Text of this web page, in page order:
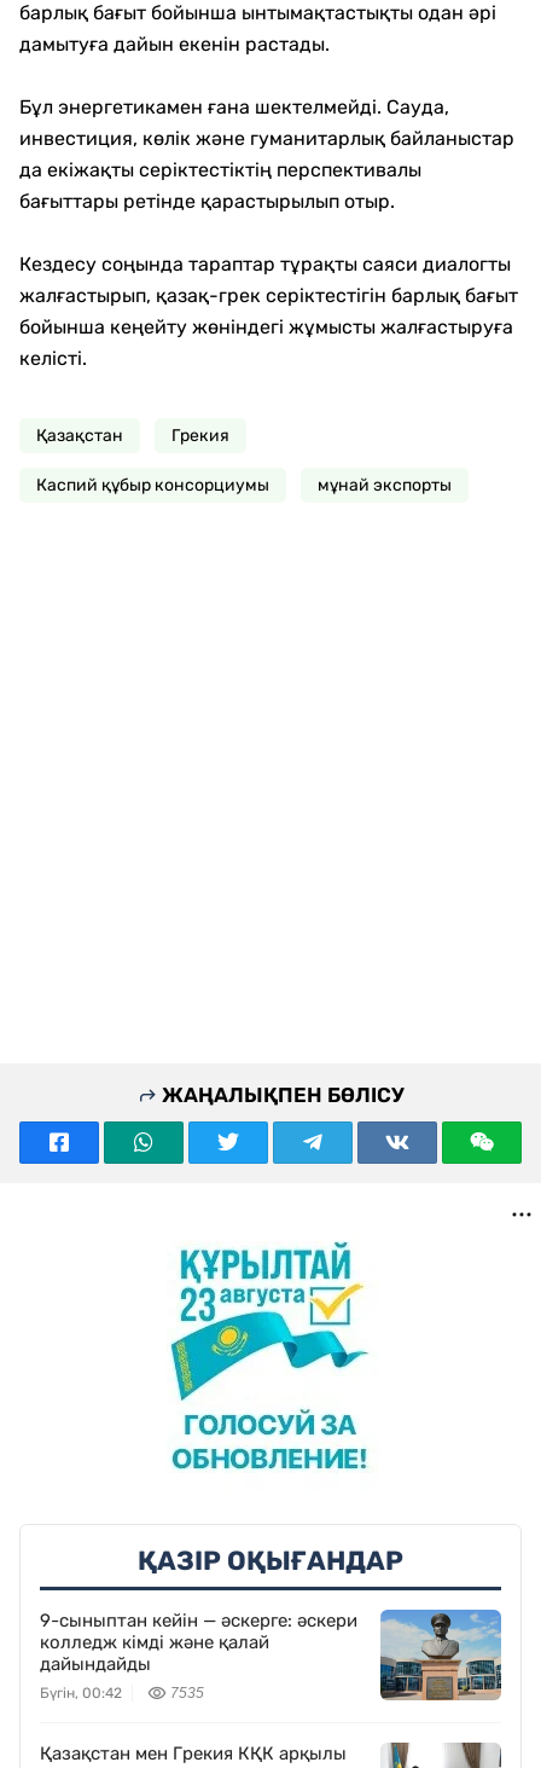
барлық бағыт бойынша ынтымақтастықты одан әрі
дамытуға дайын екенін растады.
Бұл энергетикамен ғана шектелмейді. Сауда,
инвестиция, көлік және гуманитарлық байланыстар
да екіжақты серіктестіктің перспективалы
бағыттары ретінде қарастырылып отыр.
Кездесу соңында тараптар тұрақты саяси диалогты
жалғастырып, қазақ-грек серіктестігін барлық бағыт
бойынша кеңейту жөніндегі жұмысты жалғастыруға
келісті.
Қазақстан Грекия
Каспий құбыр консорциумы мұнай экспорты
ЖАҢАЛЫҚПЕН БӨЛІСУ
ҚАЗІР ОҚЫҒАНДАР
9-сыныптан кейін — әскерге: әскери
колледж кімді және қалай
дайындайды
Бүгін, 00:42 7535
Қазақстан мен Грекия КҚК арқылы